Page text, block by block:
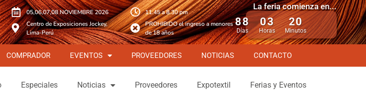
05,06,07,08 NOVIEMBRE 2026
Centro de Exposiciones Jockey,
Lima-Perú
11.45 a 8.30 pm
PROHIBIDO el ingreso a menores
de 18 años
La feria comienza en...
88
Días
03
Horas
20
Minutos
COMPRADOR EVENTOS PROVEEDORES NOTICIAS CONTACTO
Especiales Noticias Proveedores Expotextil Ferias y Eventos